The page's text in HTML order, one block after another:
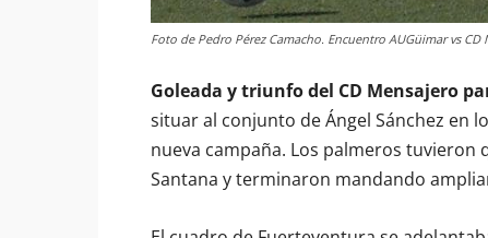
Foto de Pedro Pérez Camacho. Encuentro AUGüimar vs
Goleada y triunfo del CD Mensajero
situar al conjunto de Ángel Sánchez en
nueva campaña. Los palmeros
Santana y terminaron mandando